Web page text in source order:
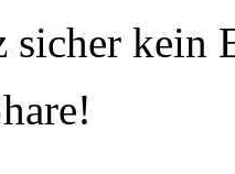
sicher